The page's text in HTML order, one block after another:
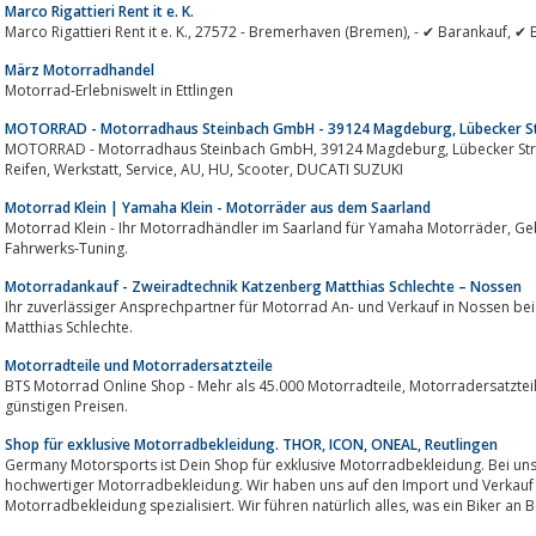
Marco Rigattieri Rent it e. K.
März Motorradhandel
Motorrad-Erlebniswelt in Ettlingen
MOTORRAD - Motorradhaus Steinbach GmbH - 39124 Magdeburg, Lübecker
MOTORRAD - Motorradhaus Steinbach GmbH, 39124 Magdeburg, Lübecker Straße 35, Motorradhandel, Motorrad, Racing,
Reifen, Werkstatt, Service, AU, HU, Scooter, DUCATI SUZUKI
Motorrad Klein | Yamaha Klein - Motorräder aus dem Saarland
Motorrad Klein - Ihr Motorradhändler im Saarland für Yamaha Motorräder, Gebrauchtfahrzeuge, Leistungssteigerung und
Fahrwerks-Tuning.
Motorradankauf - Zweiradtechnik Katzenberg Matthias Schlechte – Nossen
Ihr zuverlässiger Ansprechpartner für Motorrad An- und Verkauf in Nossen
Matthias Schlechte.
Motorradteile und Motorradersatzteile
BTS Motorrad Online Shop - Mehr als 45.000 Motorradteile, Motorradersatzteile, Motorradzubehör und Rollerteile zu sehr
günstigen Preisen.
Shop für exklusive Motorradbekleidung. THOR, ICON, ONEAL, Reutlingen
Germany Motorsports ist Dein Shop für exklusive Motorradbekleidung. Bei
hochwertiger Motorradbekleidung. Wir haben uns auf den Import und Verkauf von Icon,